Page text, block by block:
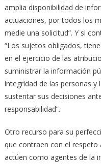
amplia disponibilidad de
actuaciones, por todos los
medie una solicitud”. Y si
“Los sujetos obligados,
en el ejercicio de las
suministrar la información
integridad de las personas y
sustentar sus decisiones
responsabilidad”.
Otro recurso para su
que contraen con el respeto
actúen como agentes de la